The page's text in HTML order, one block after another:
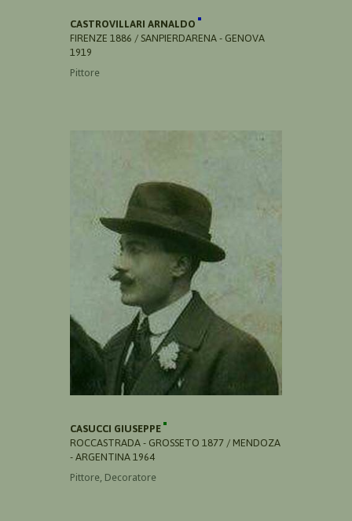
CASTROVILLARI ARNALDO
FIRENZE 1886 / SANPIERDARENA - GENOVA
1919
Pittore
CASUCCI GIUSEPPE
ROCCASTRADA - GROSSETO 1877 / MENDOZA
- ARGENTINA 1964
Pittore, Decoratore